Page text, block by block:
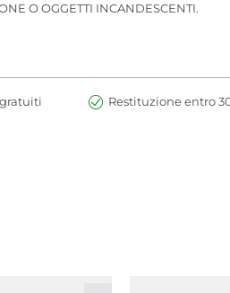
O OGGETTI INCANDESCENTI.
Restituzione entro